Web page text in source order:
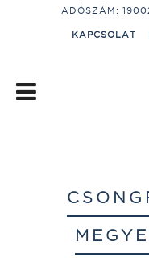
ADÓSZÁM:
KAPCSOLAT